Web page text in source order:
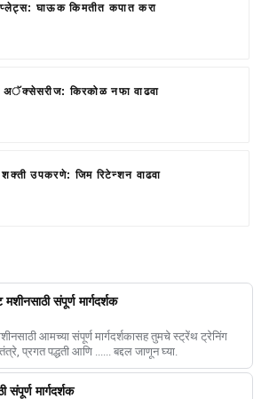
घाऊक किमतीत कपात करा
किरकोळ नफा वाढवा
उपकरणे: जिम रिटेन्शन वाढवा
संपूर्ण मार्गदर्शक
आमच्या संपूर्ण मार्गदर्शकासह तुमचे स्ट्रेंथ ट्रेनिंग
प्रगत पद्धती आणि ...... बद्दल जाणून घ्या.
संपूर्ण मार्गदर्शक